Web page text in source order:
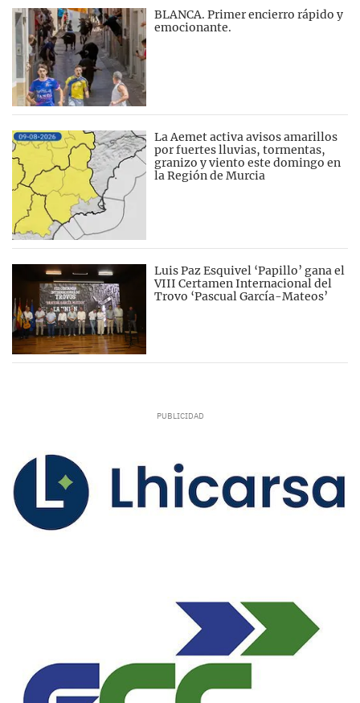
BLANCA. Primer encierro rápido y
emocionante.
La Aemet activa avisos amarillos
por fuertes lluvias, tormentas,
granizo y viento este domingo en
la Región de Murcia
Luis Paz Esquivel ‘Papillo’ gana el
VIII Certamen Internacional del
Trovo ‘Pascual García-Mateos’